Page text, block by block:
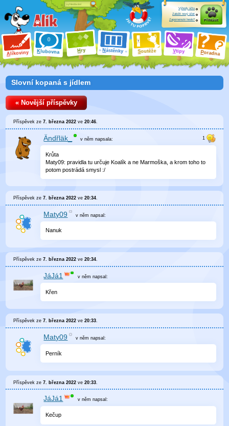
Alíkoviny Klubovna Hry Nástěnky Soutěže Vtipy Poradna
Výhody účtu
Založit nový účet
Zapomenuté heslo?
Přihlásit
Slovní kopaná s jídlem
« Novější příspěvky
Příspěvek ze7. března 2022 ve20:46.
Ändřläk_ v němnapsala:
Krůta
Maty09: pravidla tu určuje Koalík a ne Marmoška, a krom toho to
potom postrádá smysl :/
Příspěvek ze7. března 2022 ve20:34
Maty09 v němnapsal:
Nanuk
Příspěvek ze7. března 2022 ve20:34.
JáJá1 v něm napsal:
Křen
Příspěvek ze7. března 2022 ve20:33.
Maty09 v němnapsal:
Perník
Příspěvek ze7. března 2022 ve20:33
JáJá1 v něm napsal:
Kečup